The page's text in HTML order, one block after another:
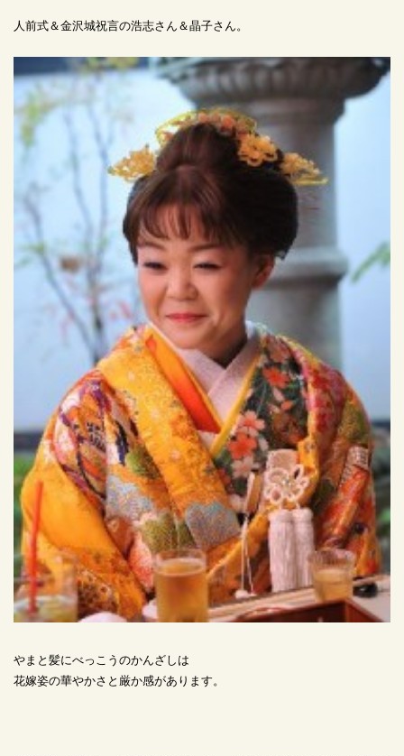
人前式＆金沢城祝言の浩志さん＆晶子さん。
やまと髪にべっこうのかんざしは
花嫁姿の華やかさと厳か感があります。